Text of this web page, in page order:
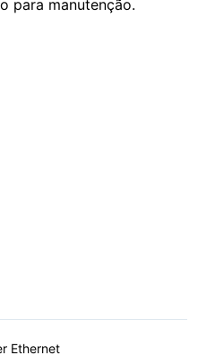
para manutenção.
Ethernet